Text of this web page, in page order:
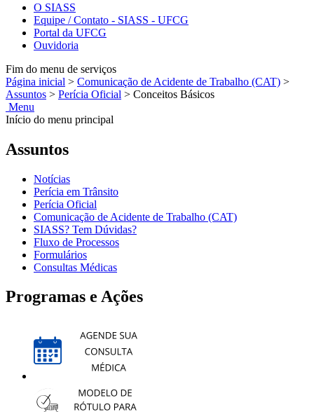
O SIASS
Equipe / Contato - SIASS - UFCG
Portal da UFCG
Ouvidoria
Fim do menu de serviços
Página inicial > Comunicação de Acidente de Trabalho (CAT) >
Assuntos > Perícia Oficial > Conceitos Básicos
Menu
Início do menu principal
Assuntos
Notícias
Perícia em Trânsito
Perícia Oficial
Comunicação de Acidente de Trabalho (CAT)
SIASS? Tem Dúvidas?
Fluxo de Processos
Formulários
Consultas Médicas
Programas e Ações